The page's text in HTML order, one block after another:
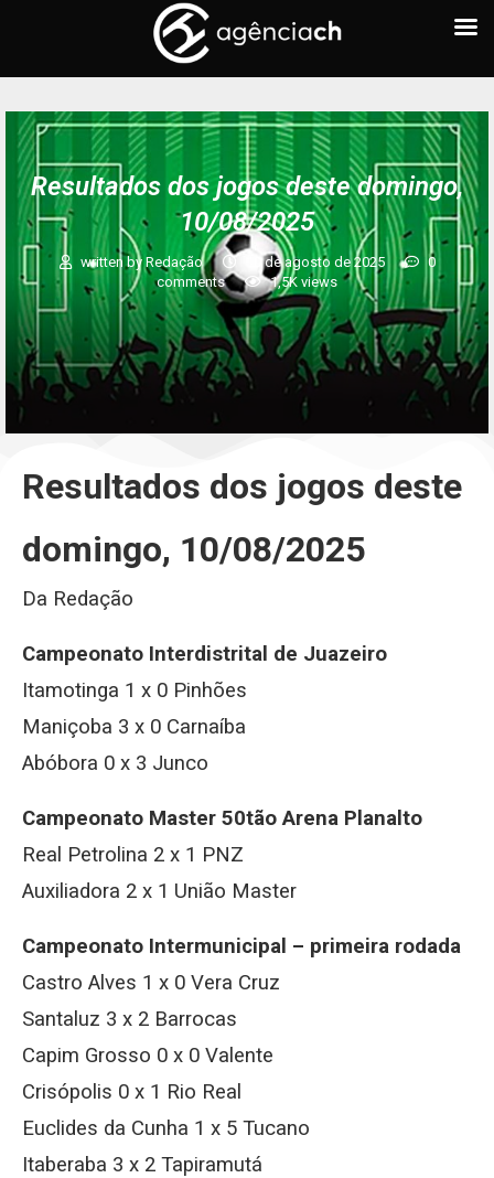
Resultados dos jogos deste domingo,
10/08/2025
written byRedação 10 de agosto de 2025
0
comments
1,5K views
Resultados dos jogos deste
domingo, 10/08/2025
Da Redação
Campeonato Interdistrital de Juazeiro
Itamotinga 1 x 0 Pinhões
Maniçoba 3 x 0 Carnaíba
Abóbora 0 x 3 Junco
Campeonato Master 50tão Arena Planalto
Real Petrolina 2 x 1 PNZ
Auxiliadora 2 x 1 União Master
Campeonato Intermunicipal – primeira rodada
Castro Alves 1 x 0 Vera Cruz
Santaluz 3 x 2 Barrocas
Capim Grosso 0 x 0 Valente
Crisópolis 0 x 1 Rio Real
Euclides da Cunha 1 x 5 Tucano
Itaberaba 3 x 2 Tapiramutá